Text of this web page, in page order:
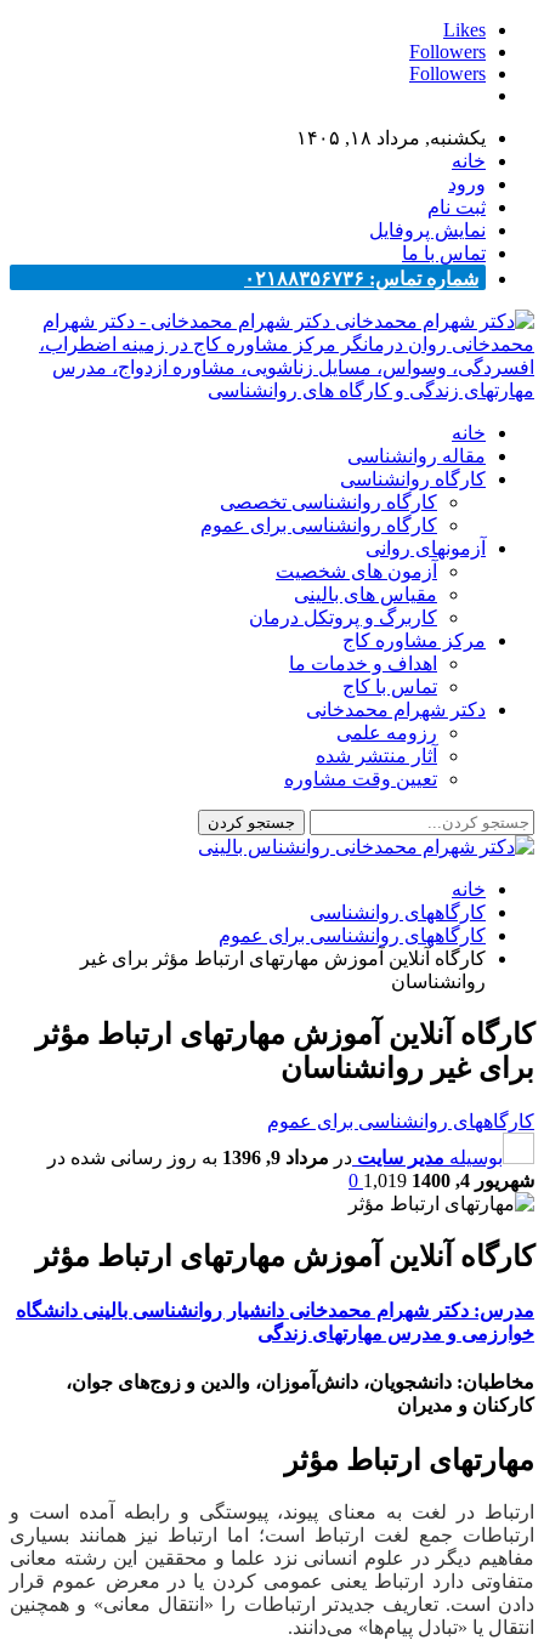
Likes
Followers
Followers
یکشنبه, مرداد ۱۸, ۱۴۰۵
خانه
ورود
ثبت نام
نمایش پروفایل
تماس با ما
شماره تماس: ۰۲۱۸۸۳۵۶۷۳۶
دکتر شهرام محمدخانی - دکتر شهرام
محمدخانی روان درمانگر مرکز مشاوره کاج در زمینه اضطراب،
افسردگی، وسواس، مسایل زناشویی، مشاوره ازدواج، مدرس
مهارتهای زندگی و کارگاه های روانشناسی
خانه
مقاله روانشناسی
کارگاه روانشناسی
کارگاه روانشناسی تخصصی
کارگاه روانشناسی برای عموم
آزمونهای روانی
آزمون های شخصیت
مقیاس های بالینی
کاربرگ و پروتکل درمان
مرکز مشاوره کاج
اهداف و خدمات ما
تماس با کاج
دکتر شهرام محمدخانی
رزومه علمی
آثار منتشر شده
تعیین وقت مشاوره
خانه
کارگاههای روانشناسی
کارگاههای روانشناسی برای عموم
کارگاه آنلاین آموزش مهارتهای ارتباط مؤثر برای غیر
روانشناسان
کارگاه آنلاین آموزش مهارتهای ارتباط مؤثر
برای غیر روانشناسان
کارگاههای روانشناسی برای عموم
بوسیله مدیر سایت در مرداد 9, 1396
به روز رسانی شده در
شهریور 4, 1400
1,019
کارگاه آنلاین آموزش مهارتهای ارتباط مؤثر
مدرس: دکتر شهرام محمدخانی دانشیار روانشناسی بالینی دانشگاه
خوارزمی و مدرس مهارتهای زندگی
مخاطبان: دانشجویان، دانش‌آموزان، والدین و زوج‌های جوان،
کارکنان و مدیران
مهارتهای ارتباط مؤثر
ارتباط در لغت به معنای پیوند، پیوستگی و رابطه آمده است و
ارتباطات جمع لغت ارتباط است؛ اما ارتباط نیز همانند بسیاری
مفاهیم دیگر در علوم انسانی نزد علما و محققین این رشته معانی
متفاوتی دارد ارتباط یعنی عمومی کردن یا در معرض عموم قرار
دادن است. تعاریف جدیدتر ارتباطات را «انتقال معانی» و همچنین
انتقال یا «تبادل پیام‌ها» می‌دانند.